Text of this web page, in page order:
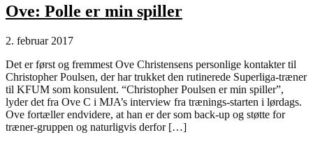
Ove: Polle er min spiller
2. februar 2017
Det er først og fremmest Ove Christensens personlige kontakter til
Christopher Poulsen, der har trukket den rutinerede Superliga-træner
til KFUM som konsulent. “Christopher Poulsen er min spiller”,
lyder det fra Ove C i MJA’s interview fra trænings-starten i lørdags.
Ove fortæller endvidere, at han er der som back-up og støtte for
træner-gruppen og naturligvis derfor […]